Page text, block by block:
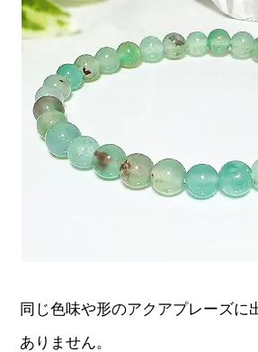
同じ色味や形のアクアプレーズに
ありません。